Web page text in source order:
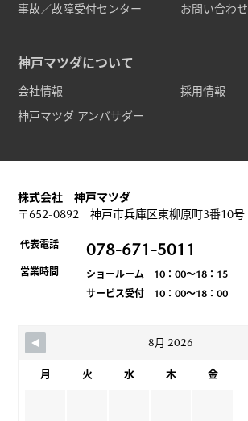
事故／故障受付センター
お問い合わせ
神戸マツダについて
会社情報
採用情報
神戸マツダ アンバサダー
株式会社 神戸マツダ
〒652-0892 神戸市兵庫区東柳原町3番10号
代表電話 078-671-5011
営業時間
ショールーム 10：00～18：15
サービス受付 10：00～18：00
8月 2026
月 火 水 木 金